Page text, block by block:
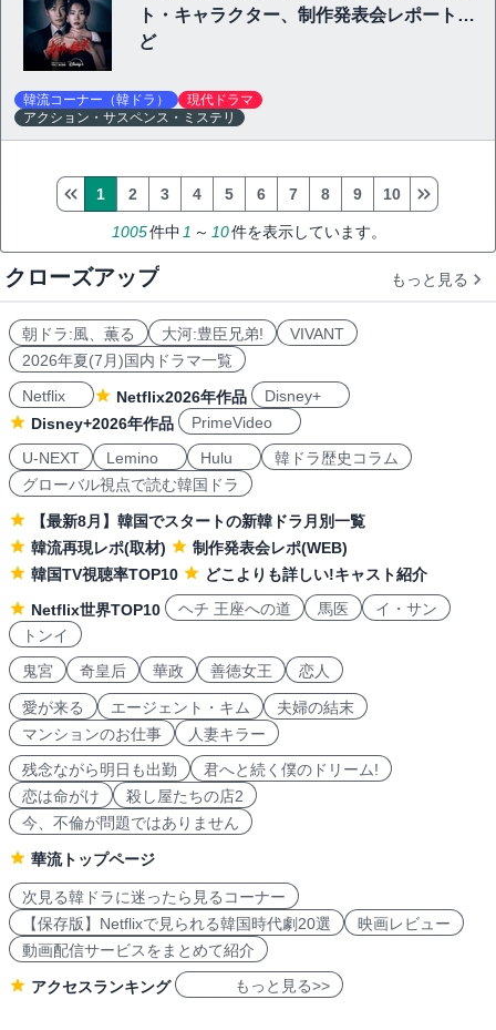
ト・キャラクター、制作発表会レポートな
ど
韓流コーナー（韓ドラ）
現代ドラマ
アクション・サスペンス・ミステリ
1005件中 1 ～ 10件を表示しています。
1 2 3 4 5 6 7 8 9 10
クローズアップ もっと見る
朝ドラ:風、薫る 大河:豊臣兄弟!
VIVANT
2026年夏(7月)国内ドラマ一覧
Netflix
Netflix2026年作品
Disney+
Disney+2026年作品
PrimeVideo
U-NEXT
Lemino Hulu
韓ドラ歴史コラム
グローバル視点で読む韓国ドラ
【最新8月】韓国でスタートの新韓ドラ月別一覧
韓流再現レポ(取材)
制作発表会レポ(WEB)
韓国TV視聴率TOP10
どこよりも詳しい!キャスト紹介
Netflix世界TOP10
ヘチ 王座への道 馬医
イ・サン
トンイ
鬼宮
奇皇后 華政 善徳女王 恋人
愛が来る エージェント・キム
夫婦の結末
マンションのお仕事
人妻キラー
残念ながら明日も出勤
君へと続く僕のドリーム!
恋は命がけ
殺し屋たちの店2
今、不倫が問題ではありません
華流トップページ
次見る韓ドラに迷ったら見るコーナー
【保存版】Netflixで見られる韓国時代劇20選
映画レビュー
動画配信サービスをまとめて紹介
アクセスランキング もっと見る>>